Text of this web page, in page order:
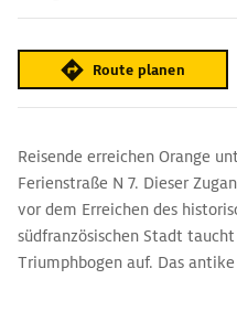
Route planen
Reisende erreichen Orange
Ferienstraße N 7. Dieser
vor dem Erreichen des
südfranzösischen Stadt
Triumphbogen auf. Das